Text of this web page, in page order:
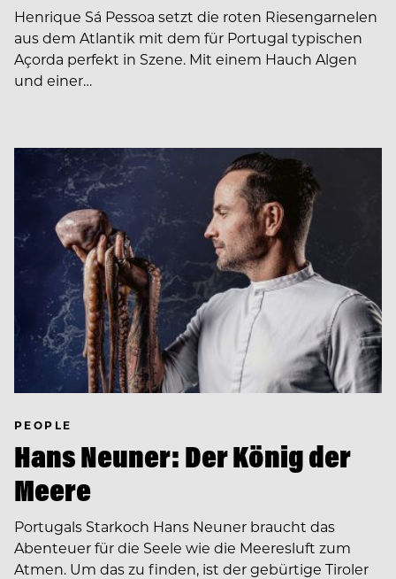
Henrique Sá Pessoa setzt die roten Riesengarnelen
aus dem Atlantik mit dem für Portugal typischen
Açorda perfekt in Szene. Mit einem Hauch Algen
und einer…
PEOPLE
Hans Neuner: Der König der
Meere
Portugals Starkoch Hans Neuner braucht das
Abenteuer für die Seele wie die Meeresluft zum
Atmen. Um das zu finden, ist der gebürtige Tiroler